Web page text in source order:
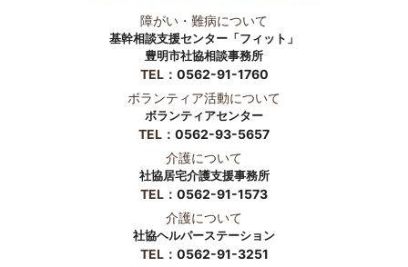
障がい・難病について
基幹相談支援センター「フィット」
豊明市社協相談事務所
TEL： 0562-91-1760
ボランティア活動について
ボランティアセンター
TEL： 0562-93-5657
介護について
社協居宅介護支援事務所
TEL： 0562-91-1573
介護について
社協ヘルパーステーション
TEL： 0562-91-3251